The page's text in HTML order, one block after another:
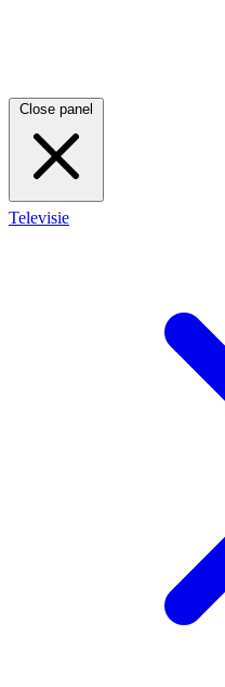
Close panel
Televisie